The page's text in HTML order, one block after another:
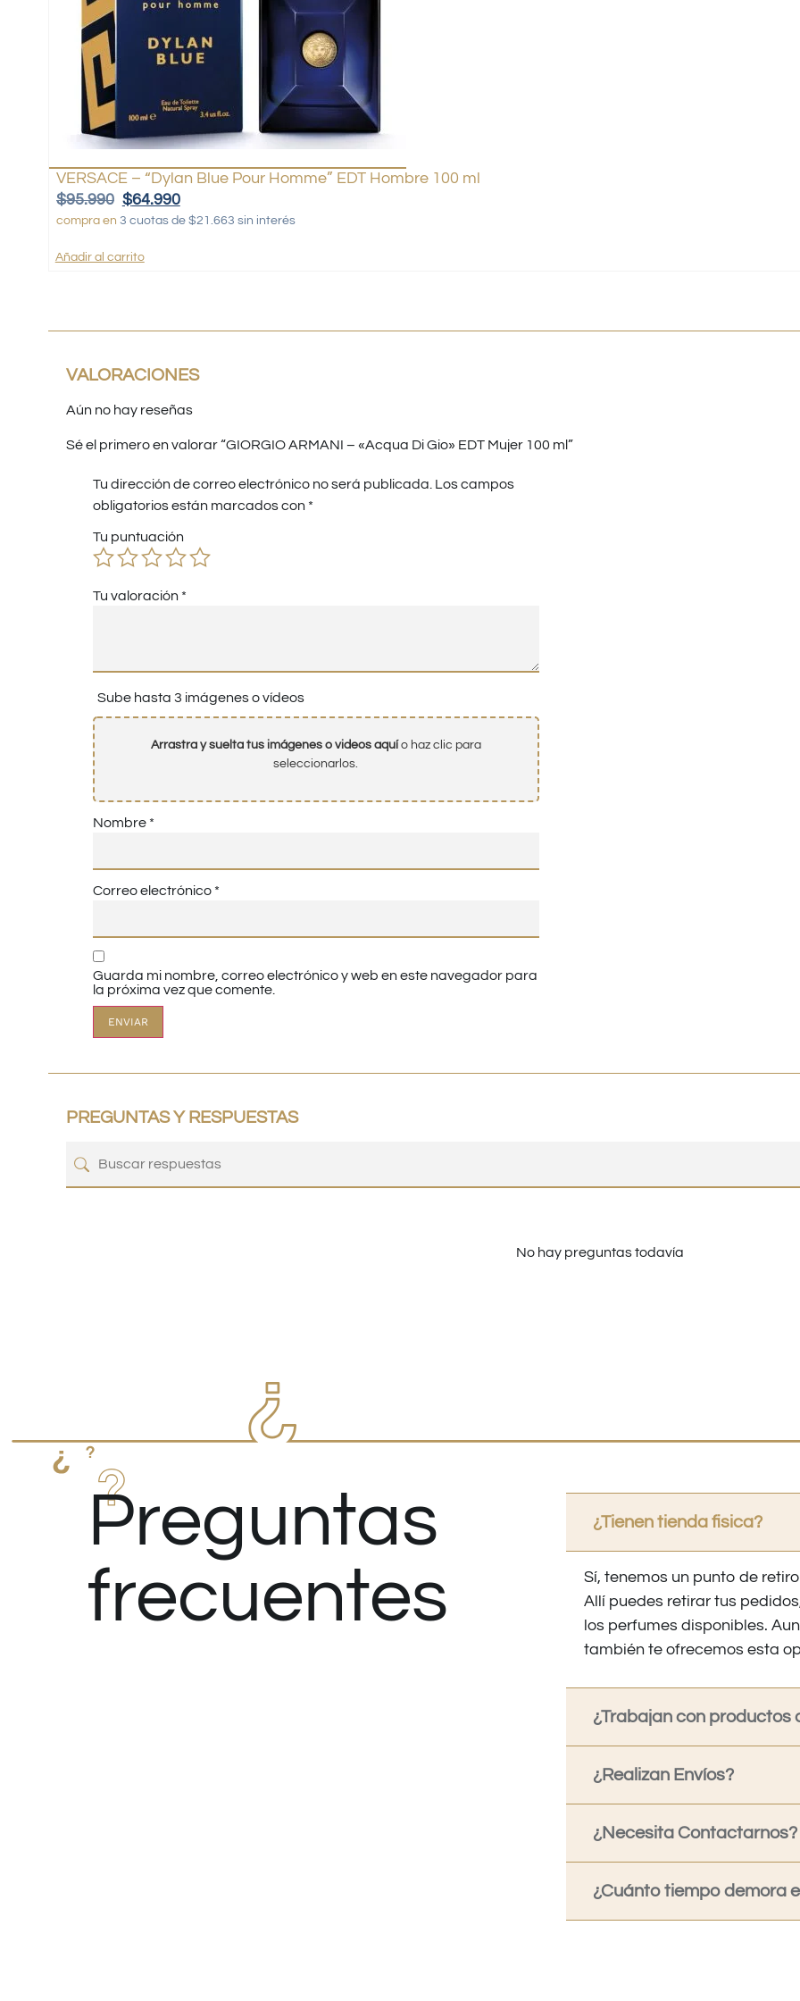
VERSACE – “Dylan Blue Pour Homme” EDT Hombre 100 ml
$95.990 $64.990
compra en 3 cuotas de $21.663 sin interés
Añadir al carrito
VALORACIONES
Aún no hay reseñas
Sé el primero en valorar “GIORGIO ARMANI – «Acqua Di Gio» EDT Mujer 100 ml”
Tu dirección de correo electrónico no será publicada. Los campos
obligatorios están marcados con *
Tu puntuación
Tu valoración *
Sube hasta 3 imágenes o vídeos
Arrastra y suelta tus imágenes o videos aquío haz clic para
seleccionarlos.
Nombre *
Correo electrónico *
Guarda mi nombre, correo electrónico y web en este navegador para
la próxima vez que comente.
PREGUNTAS Y RESPUESTAS
No hay preguntas todavía
Preguntas
frecuentes
¿Tienen tienda fisica?
Sí, tenemos un punto de
Allí puedes retirar tus
los perfumes disponibles.
también te ofrecemos esta
¿Trabajan con productos
¿Realizan Envíos?
¿Necesita Contactarnos?
¿Cuánto tiempo demora